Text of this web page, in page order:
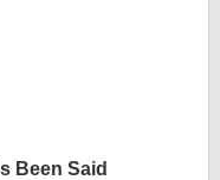
Been Said